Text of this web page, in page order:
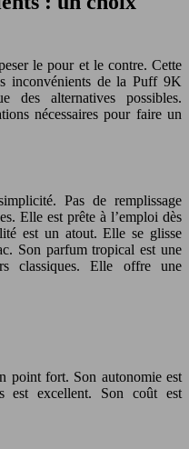
le pour et le contre. Cette
inconvénients de la Puff 9K
alternatives possibles.
nécessaires pour faire un
Pas de remplissage
Elle est prête à l’emploi dès
est un atout. Elle se glisse
Son parfum tropical est une
classiques. Elle offre une
point fort. Son autonomie est
est excellent. Son coût est